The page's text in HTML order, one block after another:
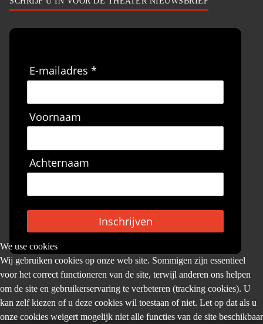
E-mailadres *
Voornaam
Achternaam
Inschrijven
We use cookies
Wij gebruiken cookies op onze web site. Sommigen zijn essentieel
voor het correct functioneren van de site, terwijl anderen ons helpen
om de site en gebruikerservaring te verbeteren (tracking cookies). U
kan zelf kiezen of u deze cookies wil toestaan of niet. Let op dat als u
onze cookies weigert mogelijk niet alle functies van de site beschikbaar